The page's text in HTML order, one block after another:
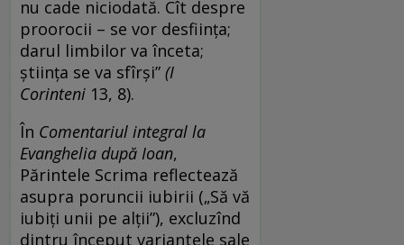
nu cade niciodată. Cît despre
proorocii – se vor desfiinţa;
darul limbilor va înceta;
ştiinţa se va sfîrşi” (I
Corinteni 13, 8).
În Comentariul integral la
Evanghelia după Ioan,
Părintele Scrima reflectează
asupra poruncii iubirii („Să vă
iubiți unii pe alții”), excluzînd
dintru început variantele sale